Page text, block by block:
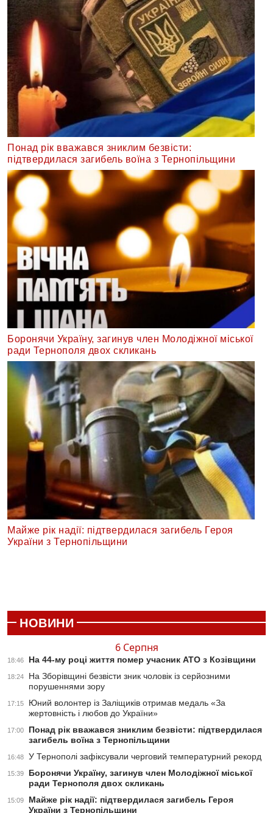
Понад рік вважався зниклим безвісти:
підтвердилася загибель воїна з Тернопільщини
Боронячи Україну, загинув член Молодіжної міської
ради Тернополя двох скликань
Майже рік надії: підтвердилася загибель Героя
України з Тернопільщини
НОВИНИ
6 Серпня
18:46 На 44-му році життя помер учасник АТО з Козівщини
18:24
На Зборівщині безвісти зник чоловік із серйозними
порушеннями зору
17:15
Юний волонтер із Заліщиків отримав медаль «За
жертовність і любов до України»
17:00
Понад рік вважався зниклим безвісти: підтвердилася
загибель воїна з Тернопільщини
16:48 У Тернополі зафіксували черговий температурний рекорд
15:39
Боронячи Україну, загинув член Молодіжної міської
ради Тернополя двох скликань
15:09
Майже рік надії: підтвердилася загибель Героя
України з Тернопільщини